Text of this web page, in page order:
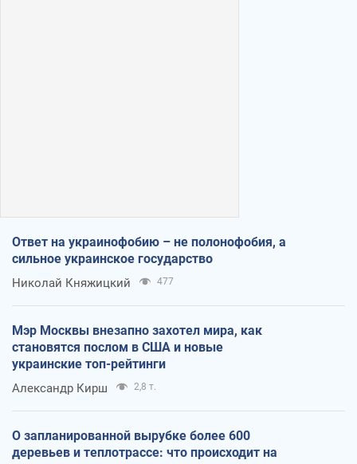
Ответ на украинофобию – не полонофобия, а
сильное украинское государство
Николай Княжицкий 477
Мэр Москвы внезапно захотел мира, как
становятся послом в США и новые
украинские топ-рейтинги
Александр Кирш 2,8 т.
О запланированной вырубке более 600
деревьев и теплотрассе: что происходит на